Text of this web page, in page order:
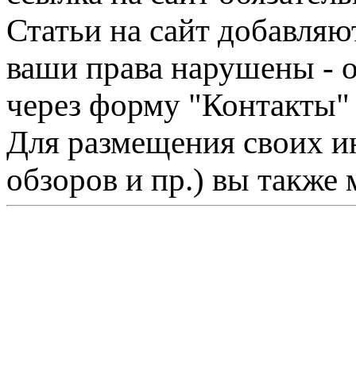
Статьи на сайт
ваши права нарушены -
через форму "Контакты"
Для размещения своих
обзоров и пр.) вы также